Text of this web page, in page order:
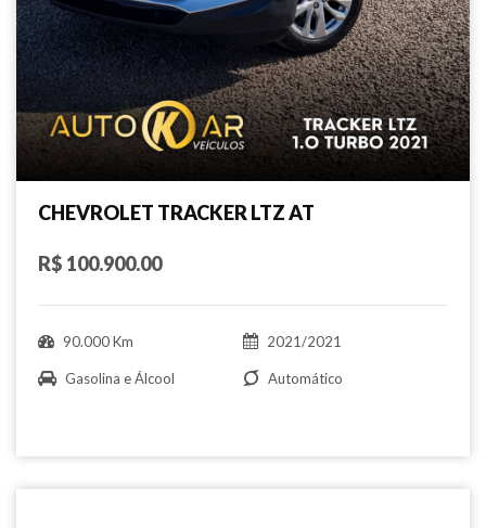
CHEVROLET TRACKER LTZ AT
R$ 100.900.00
90.000 Km 2021/2021
Gasolina e Álcool Automático